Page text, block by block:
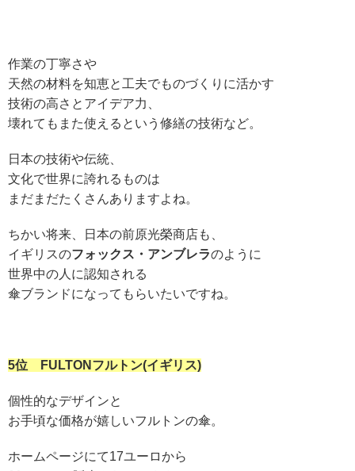
作業の丁寧さや
天然の材料を知恵と工夫でものづくりに活かす
技術の高さとアイデア力、
壊れてもまた使えるという修繕の技術など。
日本の技術や伝統、
文化で世界に誇れるものは
まだまだたくさんありますよね。
ちかい将来、日本の前原光榮商店も、
イギリスのフォックス・アンブレラのように
世界中の人に認知される
傘ブランドになってもらいたいですね。
5位 FULTONフルトン(イギリス)
個性的なデザインと
お手頃な価格が嬉しいフルトンの傘。
ホームページにて17ユーロから